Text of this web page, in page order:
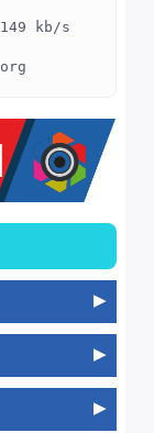
kb/s
ISO/AVC ->
640 kb/s
- Filmbol.org